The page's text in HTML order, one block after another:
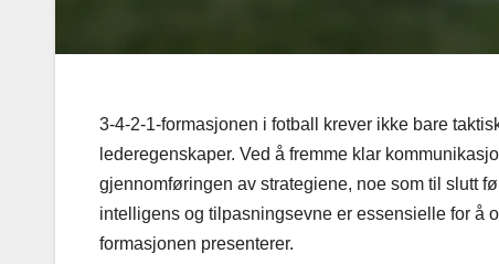
3-4-2-1-formasjonen i fotball krever ikke bare
lederegenskaper. Ved å fremme klar
gjennomføringen av strategiene, noe som til slutt
intelligens og tilpasningsevne er essensielle for å
formasjonen presenterer.